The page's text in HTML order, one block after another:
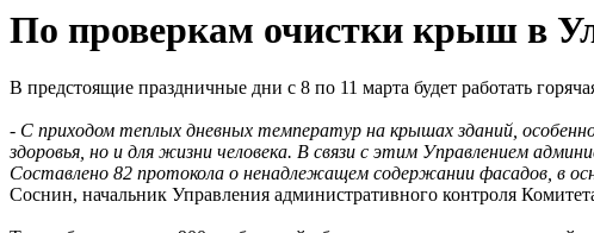
По проверкам очистки крыш в
В предстоящие праздничные дни с 8 по 11 марта будет работать
- С приходом теплых дневных температур на крышах зданий,
здоровья, но и для жизни человека. В связи с этим Управлением
Составлено 82 протокола о ненадлежащем содержании фасадов, в
Соснин, начальник Управления административного контроля